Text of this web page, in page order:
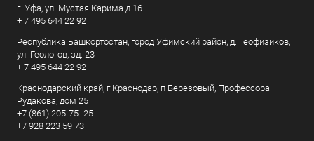
г. Уфа, ул. Мустая Карима д.16
+ 7 495 644 22 92
Республика Башкортостан, город Уфимский район, д. Геофизиков,
ул. Геологов, зд. 23
+ 7 495 644 22 92
Краснодарский край, г Краснодар, п Березовый, Профессора
Рудакова, дом 25
+7 (861) 205-75- 25
+7 928 223 59 73